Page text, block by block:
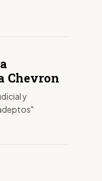
Chevron
y